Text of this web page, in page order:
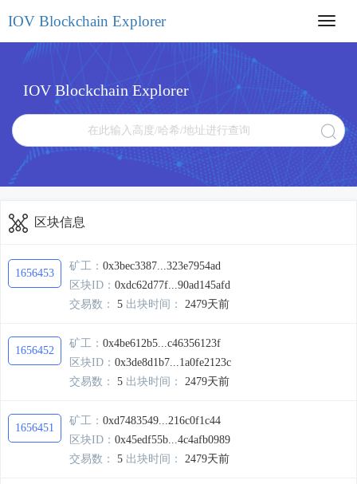
IOV Blockchain Explorer
IOV Blockchain Explorer
区块信息
1656453
矿工： 0x3bec3387...323e7954ad
区块ID： 0xdc62d77f...90ad145afd
交易数：
5 出块时间： 2479天前
1656452
矿工： 0x4be612b5...c46356123f
区块ID： 0x3de8d1b7...1a0fe2123c
交易数：
5 出块时间： 2479天前
1656451
矿工： 0xd7483549...216c0f1c44
区块ID： 0x45edf55b...4c4afb0989
交易数：
5 出块时间： 2479天前